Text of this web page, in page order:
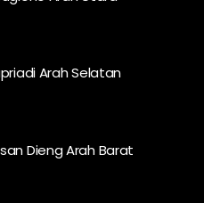
Arah Selatan
Dieng Arah Barat